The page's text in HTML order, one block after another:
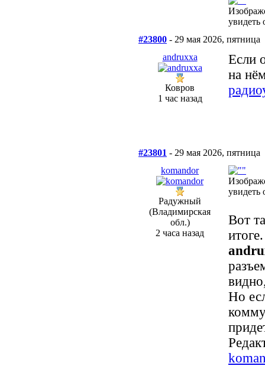
увидеть
#23800 - 29 мая 2026, пятница
andruxxa
Ковров
1 час назад
Если
на
#23801 - 29 мая 2026, пятница
komandor
Радужный
(Владимирская
обл.)
2 часа назад
увидеть
Вот
итоге.
Но